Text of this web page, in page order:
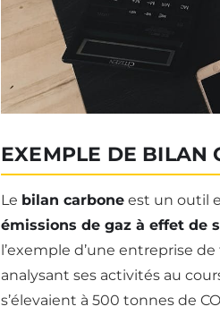
EXEMPLE DE BILAN
Le bilan carbone est un outil
émissions de gaz à effet de
l’exemple d’une entreprise
analysant ses activités au
s’élevaient à 500 tonnes de